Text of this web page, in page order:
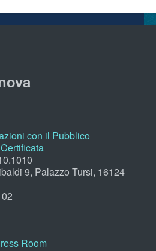
con il Pubblico
9, Palazzo Tursi, 16124
Room